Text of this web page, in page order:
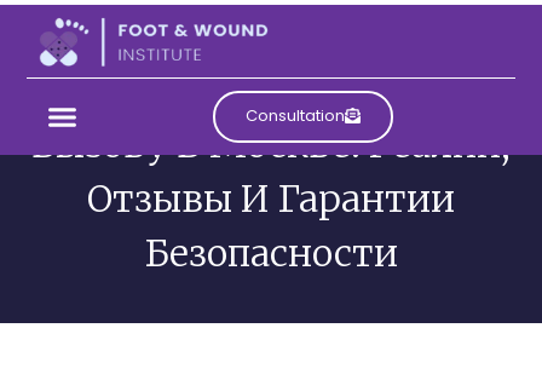
Consultation
Где Найти Девушку По
Вызову В Москве: Реалии,
Отзывы И Гарантии
Безопасности